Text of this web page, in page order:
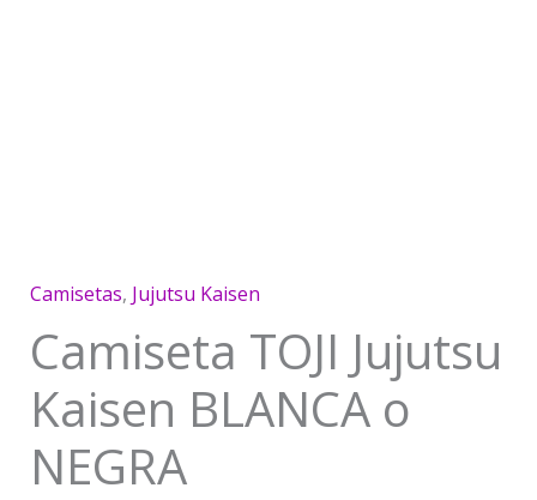
Camisetas, Jujutsu Kaisen
Camiseta TOJI Jujutsu
Kaisen BLANCA o
NEGRA